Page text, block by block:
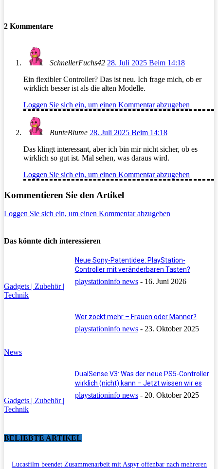
2 Kommentare
SchnellerFuchs42 28. Juli 2025 Beim 14:18
Ein flexibler Controller? Das ist neu. Ich frage mich, ob er
wirklich besser ist als die alten Modelle.
Loggen Sie sich ein, um einen Kommentar abzugeben
BunteBlume 28. Juli 2025 Beim 14:18
Das klingt interessant, aber ich bin mir nicht sicher, ob es
wirklich so gut ist. Mal sehen, was daraus wird.
Loggen Sie sich ein, um einen Kommentar abzugeben
Kommentieren Sie den Artikel
Loggen Sie sich ein, um einen Kommentar abzugeben
Das könnte dich interessieren
Gadgets | Zubehör |
Technik
Neue Sony-Patentidee: PlayStation-
Controller mit veränderbaren Tasten?
playstationinfo news - 16. Juni 2026
News
Wer zockt mehr – Frauen oder Männer?
playstationinfo news - 23. Oktober 2025
Gadgets | Zubehör |
Technik
DualSense V3: Was der neue PS5-Controller
wirklich (nicht) kann – Jetzt wissen wir es
playstationinfo news - 20. Oktober 2025
BELIEBTE ARTIKEL
Lucasfilm beendet Zusammenarbeit mit Aspyr offenbar nach mehreren